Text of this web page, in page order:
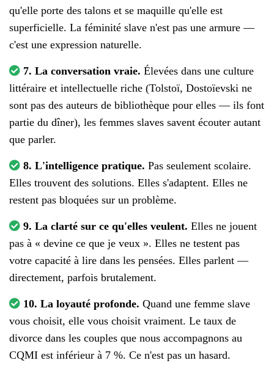
qu'elle porte des talons et se maquille qu'elle est
superficielle. La féminité slave n'est pas une armure —
c'est une expression naturelle.
7. La conversation vraie. Élevées dans une culture
littéraire et intellectuelle riche (Tolstoï, Dostoïevski ne
sont pas des auteurs de bibliothèque pour elles — ils font
partie du dîner), les femmes slaves savent écouter autant
que parler.
8. L'intelligence pratique. Pas seulement scolaire.
Elles trouvent des solutions. Elles s'adaptent. Elles ne
restent pas bloquées sur un problème.
9. La clarté sur ce qu'elles veulent. Elles ne jouent
pas à « devine ce que je veux ». Elles ne testent pas
votre capacité à lire dans les pensées. Elles parlent —
directement, parfois brutalement.
10. La loyauté profonde. Quand une femme slave
vous choisit, elle vous choisit vraiment. Le taux de
divorce dans les couples que nous accompagnons au
CQMI est inférieur à 7 %. Ce n'est pas un hasard.